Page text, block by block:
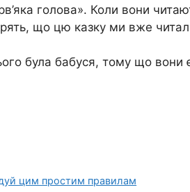
голова». Коли вони
що цю казку ми вже
була бабуся, тому що вони
цим простим правилам